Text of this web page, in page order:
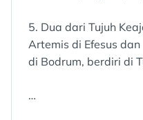
5. Dua dari Tujuh
Artemis di Efesus
di Bodrum, berdiri di
…